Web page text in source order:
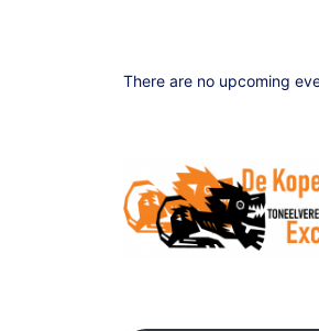
There are no upcoming